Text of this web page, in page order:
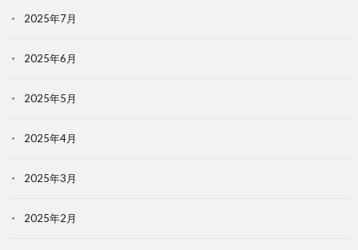
2025年7月
2025年6月
2025年5月
2025年4月
2025年3月
2025年2月